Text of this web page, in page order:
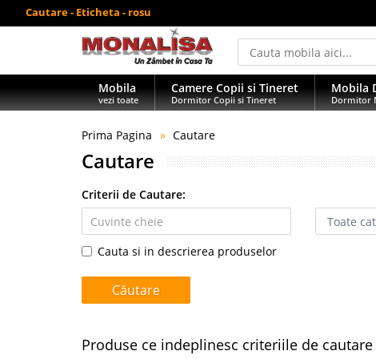
Cautare - Eticheta - rosu
Mobila
vezi toate
Camere Copii si Tineret
Dormitor Copii si Tineret
Mobila
Dormitor
Prima Pagina Cautare
Cautare
Criterii de Cautare:
Cauta si in descrierea produselor
Produse ce indeplinesc criteriile de cautare